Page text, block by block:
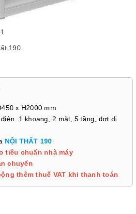
190
x H2000 mm
1 khoang, 2 mặt, 5 tầng, đợt di
NỘI THẤT 190
tiêu chuẩn nhà máy
chuyển
thêm thuế VAT khi thanh toán